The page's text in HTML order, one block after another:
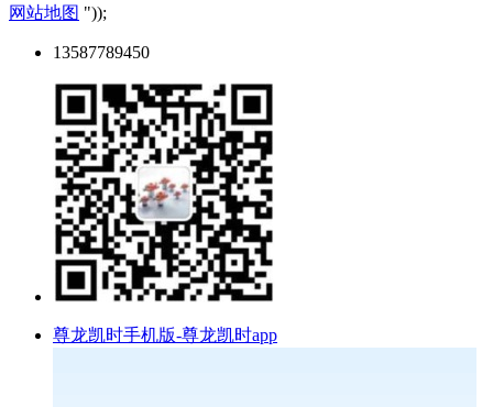
网站地图 "));
13587789450
尊龙凯时手机版-尊龙凯时app